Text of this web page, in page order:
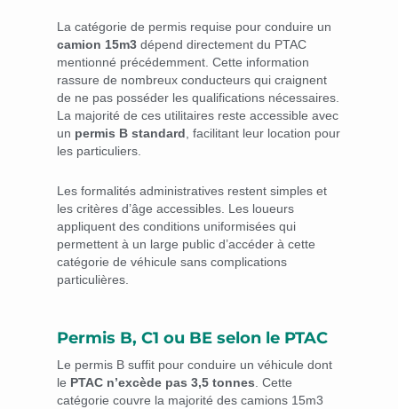
La catégorie de permis requise pour conduire un
camion 15m3 dépend directement du PTAC
mentionné précédemment. Cette information
rassure de nombreux conducteurs qui craignent
de ne pas posséder les qualifications nécessaires.
La majorité de ces utilitaires reste accessible avec
un permis B standard, facilitant leur location pour
les particuliers.
Les formalités administratives restent simples et
les critères d’âge accessibles. Les loueurs
appliquent des conditions uniformisées qui
permettent à un large public d’accéder à cette
catégorie de véhicule sans complications
particulières.
Permis B, C1 ou BE selon le PTAC
Le permis B suffit pour conduire un véhicule dont
le PTAC n’excède pas 3,5 tonnes . Cette
catégorie couvre la majorité des camions 15m3